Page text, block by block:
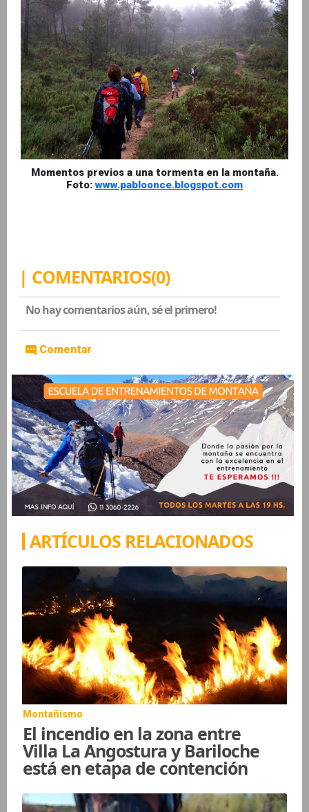
Momentos previos a una tormenta en la montaña.
Foto:www.pabloonce.blogspot.com
| COMENTARIOS(0)
No hay comentarios aún, sé el primero!
Comentar
ARTÍCULOS RELACIONADOS
Montañismo
El incendio en la zona entre
Villa La Angostura y Bariloche
está en etapa de contención